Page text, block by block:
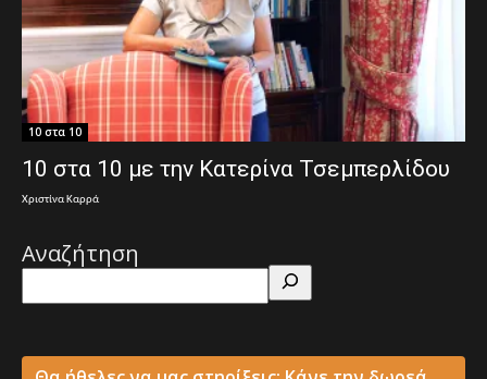
10 στα 10
10 στα 10 με την Κατερίνα Τσεμπερλίδου
Χριστίνα Καρρά
Αναζήτηση